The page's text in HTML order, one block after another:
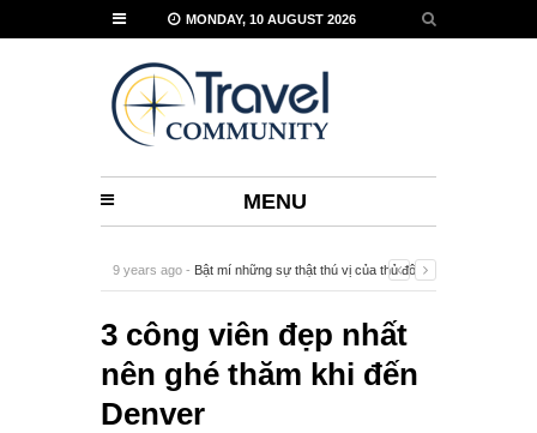
MONDAY, 10 AUGUST 2026
MENU
9 years ago - Bật mí những sự thật thú vị của thủ đô
3 công viên đẹp nhất
nên ghé thăm khi đến
Denver